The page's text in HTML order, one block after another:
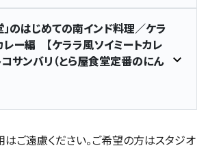
」のはじめての南インド料理／ケラ
レー編 【ケララ風ソイミートカレ
サンバリ（とら屋食堂定番のにん
ご遠慮ください。ご希望の方はスタジオ